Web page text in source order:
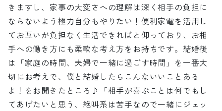
きますし、家事の大変さへの理解は深く相手の負担に
ならないよう極力自分もやりたい！便利家電を活用し
てお互いが負担なく生活できればと仰っており、お相
手への働き方にも柔軟な考え方をお持ちです。結婚後
は「家庭の時間、夫婦で一緒に過ごす時間」を一番大
切にお考えで、僕と結婚したらこんないいことある
よ！をお聞きたところ♪「相手が喜ぶことは何でもし
てあげたいと思う、絶叫系は苦手なので一緒にジェッ